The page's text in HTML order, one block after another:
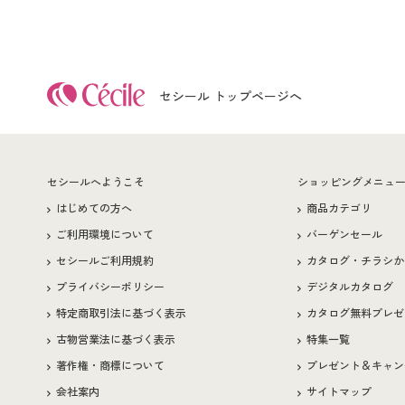
セシール トップページへ
セシールへようこそ
はじめての方へ
ご利用環境について
セシールご利用規約
プライバシーポリシー
特定商取引法に基づく表示
古物営業法に基づく表示
著作権・商標について
会社案内
ショッピングメニュー
商品カテゴリ
バーゲンセール
カタログ・チラシ
デジタルカタログ
カタログ無料プレ
特集一覧
プレゼント＆キャ
サイトマップ